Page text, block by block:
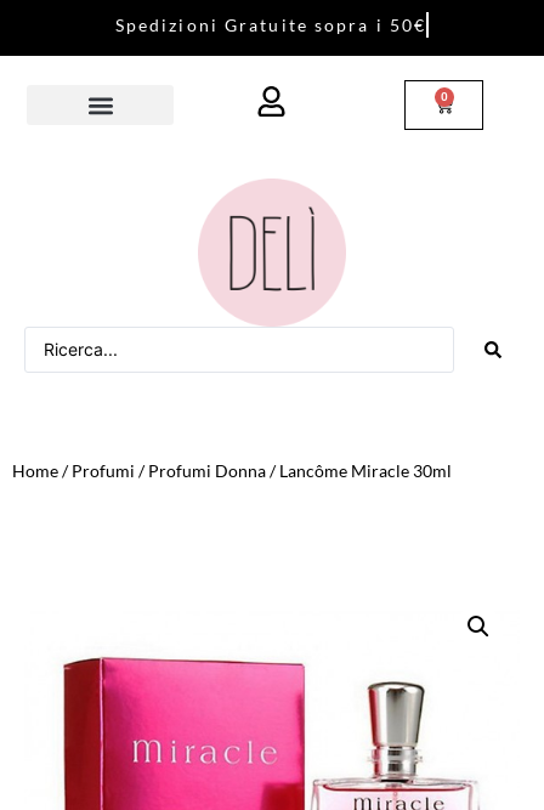
Sped izi on i Gratu ite sopra i 50€
0
Home/Profumi /Profumi Donna/ Lancôme Miracle 30ml